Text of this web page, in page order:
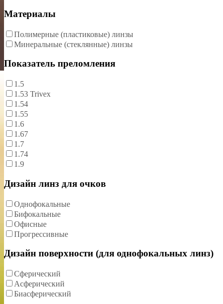
Материалы
Полимерные (пластиковые) линзы
Минеральные (стеклянные) линзы
Показатель преломления
1.5
1.53 Trivex
1.54
1.55
1.6
1.67
1.7
1.74
1.9
Дизайн линз для очков
Однофокальные
Бифокальные
Офисные
Прогрессивные
Дизайн поверхности (для однофокальных линз)
Сферический
Асферический
Биасферический